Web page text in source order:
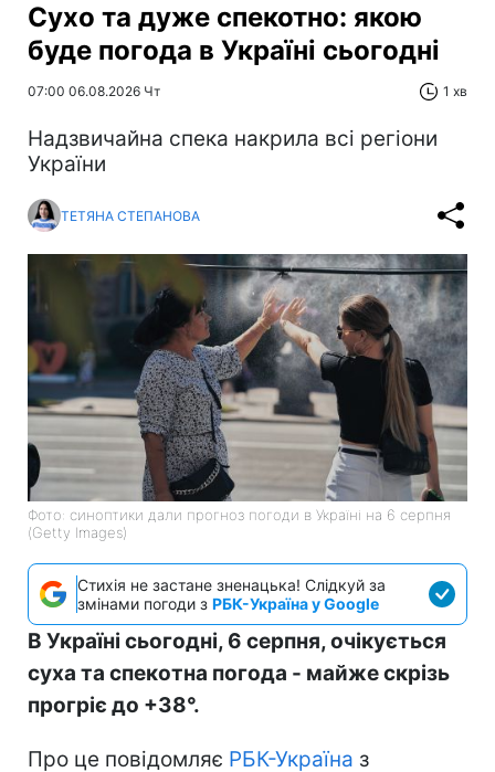
Сухо та дуже спекотно: якою
буде погода в Україні сьогодні
07:00 06.08.2026 Чт 1 хв
Надзвичайна спека накрила всі регіони
України
ТЕТЯНА СТЕПАНОВА
Фото: синоптики дали прогноз погоди в Україні на 6 серпня
(Getty Images)
Стихія не застане зненацька! Слідкуй за
змінами погоди з РБК-Україна у Google
В Україні сьогодні, 6 серпня, очікується
суха та спекотна погода - майже скрізь
прогріє до +38°.
Про це повідомляє РБК-Україна з